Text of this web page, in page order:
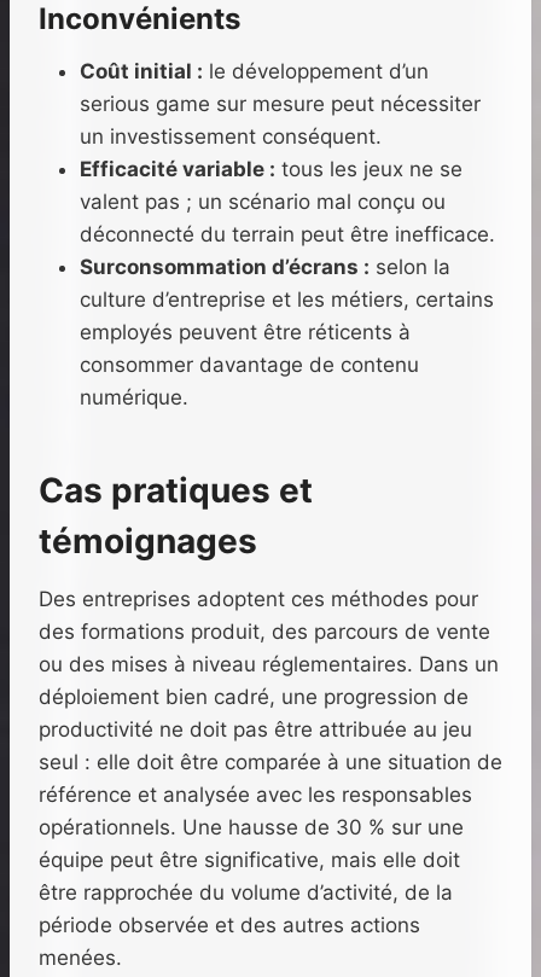
Inconvénients
Coût initial : le développement d’un
serious game sur mesure peut nécessiter
un investissement conséquent.
Efficacité variable : tous les jeux ne se
valent pas ; un scénario mal conçu ou
déconnecté du terrain peut être inefficace.
Surconsommation d’écrans : selon la
culture d’entreprise et les métiers, certains
employés peuvent être réticents à
consommer davantage de contenu
numérique.
Cas pratiques et
témoignages
Des entreprises adoptent ces méthodes pour
des formations produit, des parcours de vente
ou des mises à niveau réglementaires. Dans un
déploiement bien cadré, une progression de
productivité ne doit pas être attribuée au jeu
seul : elle doit être comparée à une situation de
référence et analysée avec les responsables
opérationnels. Une hausse de 30 % sur une
équipe peut être significative, mais elle doit
être rapprochée du volume d’activité, de la
période observée et des autres actions
menées.